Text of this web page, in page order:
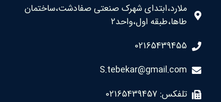
ملارد،ابتدای شهرک صنعتی صفادشت،ساختمان
طاها،طبقه اول،واحد2
02165439455
S.tebekar@gmail.com
تلفکس: 02165439457